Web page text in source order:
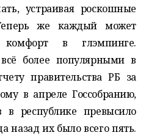
устраивая роскошные
же каждый может
в глэмпинге.
более популярными в
правительства РБ за
в апреле Госсобранию,
в республике превысило
назад их было всего пять.